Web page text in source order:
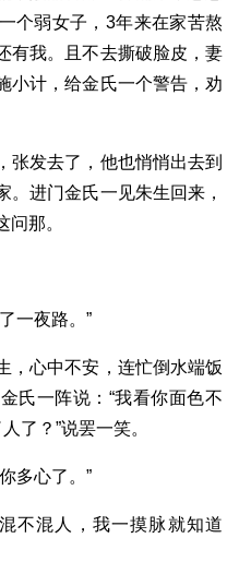
个弱女子，3年来在家苦熬
有我。且不去撕破脸皮，妻
小计，给金氏一个警告，劝
张发去了，他也悄悄出去到
。进门金氏一见朱生回来，
那。
一夜路。”
，心中不安，连忙倒水端饭
氏一阵说：“我看你面色不
了？”说罢一笑。
多心了。”
不混人，我一摸脉就知道